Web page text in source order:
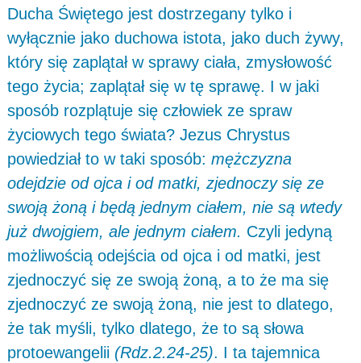
Ducha Świętego jest dostrzegany tylko i
wyłącznie jako duchowa istota, jako duch żywy,
który się zaplątał w sprawy ciała, zmysłowość
tego życia; zaplątał się w tę sprawę. I w jaki
sposób rozplątuje się człowiek ze spraw
życiowych tego świata? Jezus Chrystus
powiedział to w taki sposób: mężczyzna
odejdzie od ojca i od matki, zjednoczy się ze
swoją żoną i będą jednym ciałem, nie są wtedy
już dwojgiem, ale jednym ciałem. Czyli jedyną
możliwością odejścia od ojca i od matki, jest
zjednoczyć się ze swoją żoną, a to że ma się
zjednoczyć ze swoją żoną, nie jest to dlatego,
że tak myśli, tylko dlatego, że to są słowa
protoewangelii (Rdz.2.24-25). I ta tajemnica